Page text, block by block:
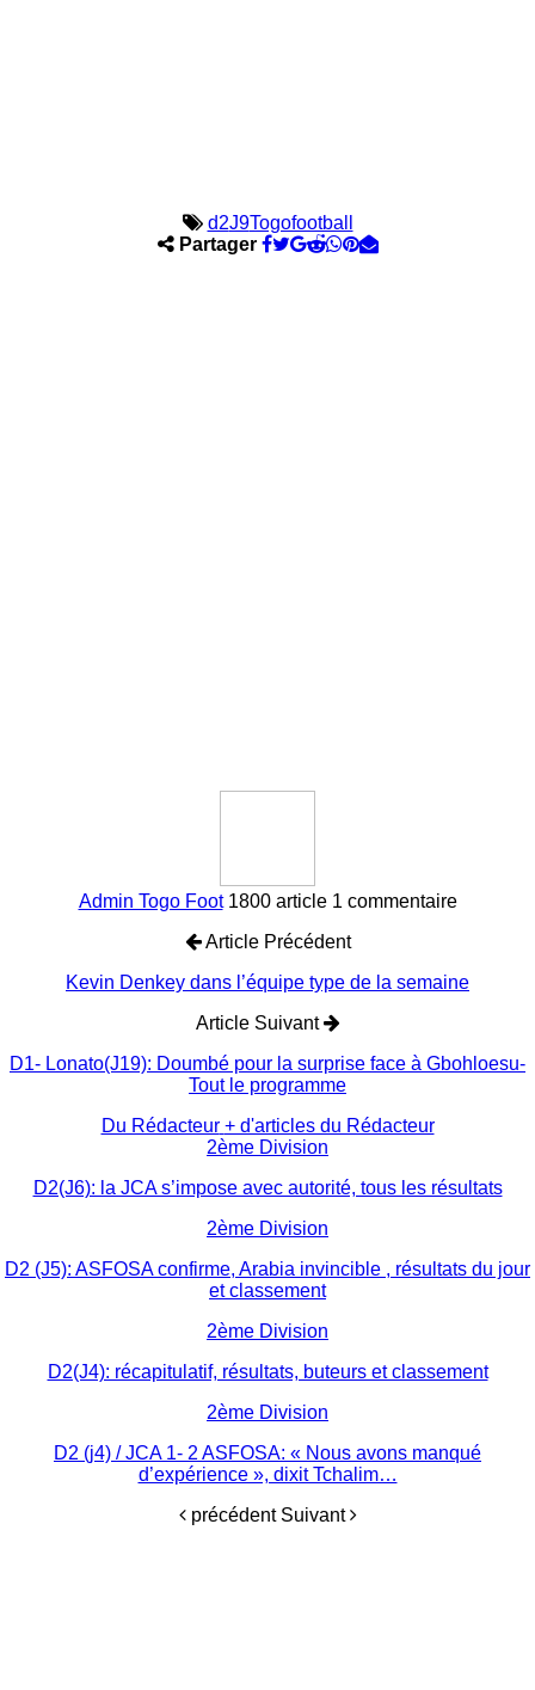
d2J9Togofootball
Partager
Admin Togo Foot 1800 article 1 commentaire
Article Précédent
Kevin Denkey dans l’équipe type de la semaine
Article Suivant
D1- Lonato(J19): Doumbé pour la surprise face à Gbohloesu-
Tout le programme
Du Rédacteur + d'articles du Rédacteur
2ème Division
D2(J6): la JCA s’impose avec autorité, tous les résultats
2ème Division
D2 (J5): ASFOSA confirme, Arabia invincible , résultats du jour
et classement
2ème Division
D2(J4): récapitulatif, résultats, buteurs et classement
2ème Division
D2 (j4) / JCA 1- 2 ASFOSA: « Nous avons manqué
d’expérience », dixit Tchalim…
précédent Suivant